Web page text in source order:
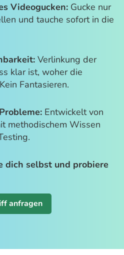
Videogucken: Gucke nur
und tauche sofort in die
Verlinkung der
klar ist, woher die
Fantasieren.
Entwickelt von
methodischem Wissen
dich selbst und probiere
anfragen